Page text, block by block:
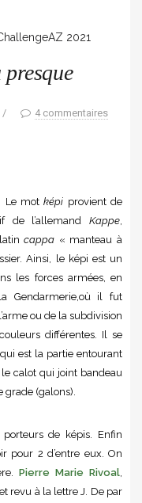
2021
/ 4 commentaires
Le motképi provient de
de l’allemandKappe
latincappa « manteau à
Ainsi, le képi est un
les forces armées, en
Gendarmerie,où il fut
ou de la subdivision
différentes. Il se
est la partie entourant
calot qui joint bandeau
(galons).
de képis. Enfin
pour 2 d’entre eux. On
Pierre Marie Rivoal
revu à la lettre J. De par